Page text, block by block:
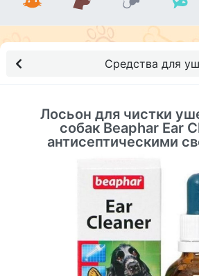
Средства для
Лосьон для чистки
собак Beaphar Ear
антисептическими